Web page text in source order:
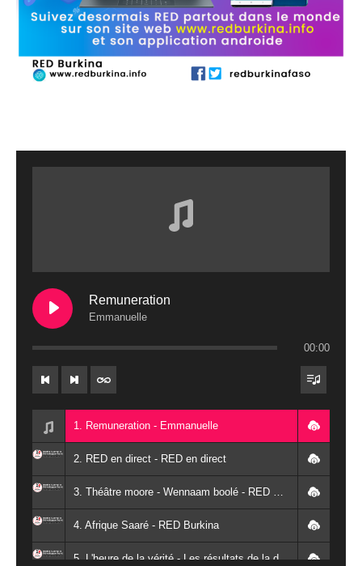
Remuneration
Emmanuelle
00:00
1. Remuneration - Emmanuelle
2. RED en direct - RED en direct
3. Théâtre moore - Wennaam boolé - RED Burkina
4. Afrique Saaré - RED Burkina
5. L'heure de la vérité - Les résultats de la désodéissance et de l'obeissance - RED Burkina